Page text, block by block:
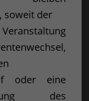
soweit der
oder eine
des